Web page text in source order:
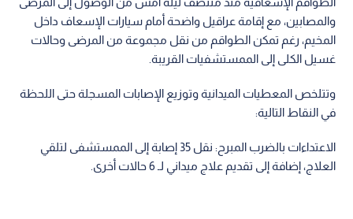
والمصابين، مع إقامة عراقيل واضحة أمام سيارات الإسعاف داخل
المخيم، رغم تمكن الطواقم من نقل مجموعة من المرضى وحالات
غسيل الكلى إلى الممستشفيات القريبة.
وتتلخص المعطيات الميدانية وتوزيع الإصابات المسجلة حتى اللحظة
في النقاط التالية:
الاعتداءات بالضرب المبرح: نقل 35 إصابة إلى الممستشفى لتلقي
العلاج، إضافة إلى تقديم علاج ميداني لـ 6 حالات أخرى.